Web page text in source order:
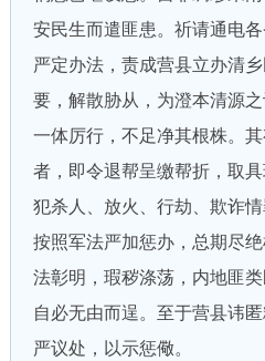
安民生而遣匪患。祈请通电
严定办法，责成营县立办清
要，解散胁从，为澄本清源
一体厉行，不足净其根株。
者，即令退帮呈缴帮折，取
犯杀人、放火、行劫、欺诈
按照军法严加惩办，总期尽
法彰明，瑕秽涤荡，内地匪
自必无由而逞。至于营县讳
严议处，以示惩儆。